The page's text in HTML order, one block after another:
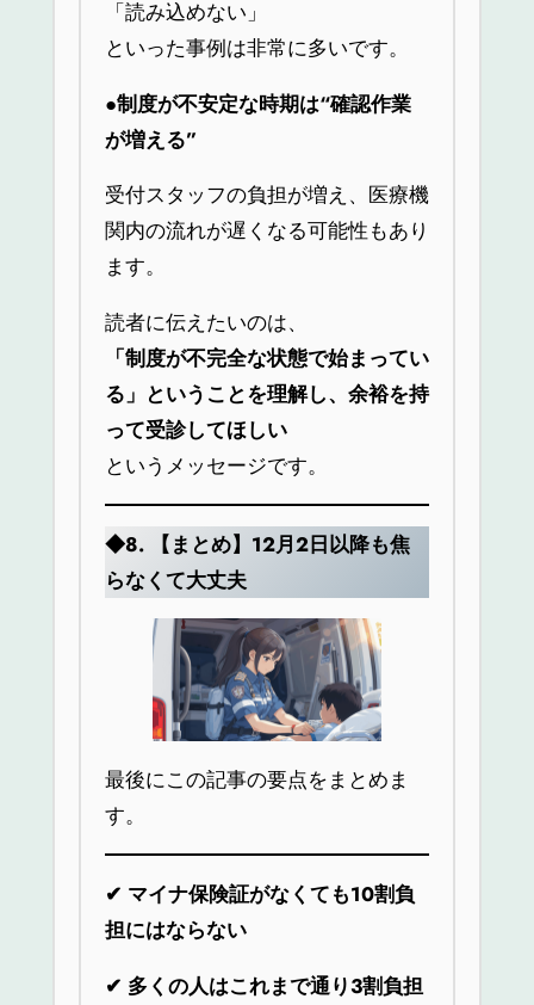
「読み込めない」
といった事例は非常に多いです。
●制度が不安定な時期は“確認作業
が増える”
受付スタッフの負担が増え、医療機
関内の流れが遅くなる可能性もあり
ます。
読者に伝えたいのは、
「制度が不完全な状態で始まってい
る」ということを理解し、余裕を持
って受診してほしい
というメッセージです。
◆8.
【まとめ】12月2日以降も焦
らなくて大丈夫
最後にこの記事の要点をまとめま
す。
✔ マイナ保険証がなくても10割負
担にはならない
✔ 多くの人はこれまで通り3割負担